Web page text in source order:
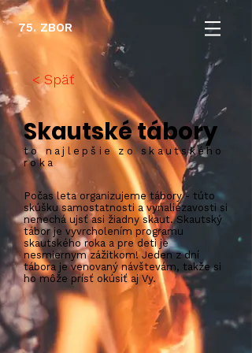
75. ZBOR
< Späť
Skautské tábory
to najlepšie zo skautského
roka
Počas leta organizujeme tábory - túto
skúšku samostatnosti a vynaliezavosti si
nenechá ujsť asi žiadny skaut. Skautský
tábor je vyvrcholením programu
skautského roka a pre deti je
nesmiernym zážitkom! Jeden z dní
tábora je venovaný návštevám, takže si
ho môže prísť okúsiť aj Vy.